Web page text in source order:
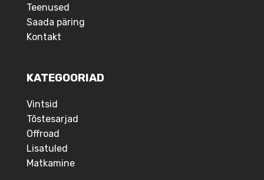
Teenused
Saada päring
Kontakt
KATEGOORIAD
Vintsid
Tõstesarjad
Offroad
Lisatuled
Matkamine